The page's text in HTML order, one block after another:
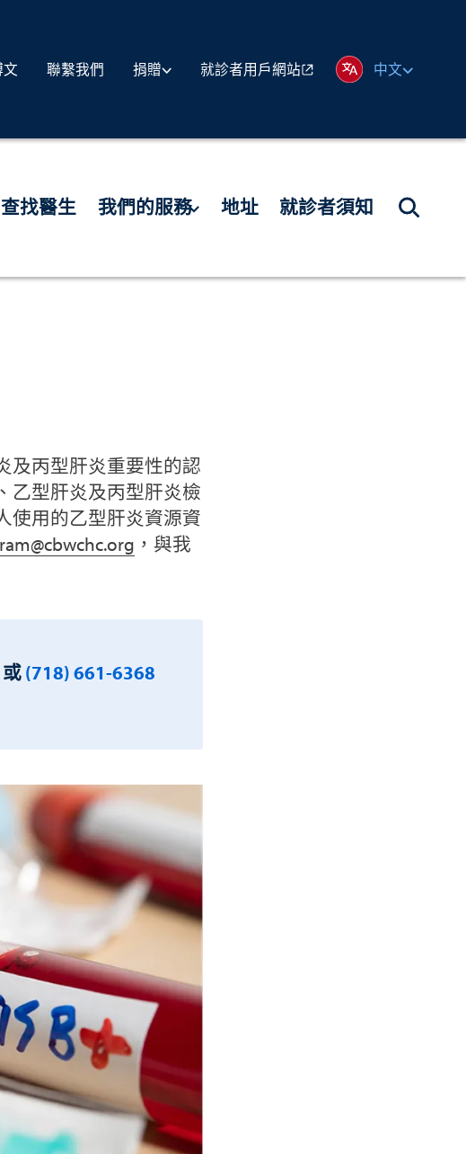
聯繫我們 捐贈 就診者用戶網站 中文
查找醫生 我們的服務 地址 就診者須知
及丙型肝炎重要性的認
乙型肝炎及丙型肝炎檢
使用的乙型肝炎資源資
，與我
(718) 661-6368